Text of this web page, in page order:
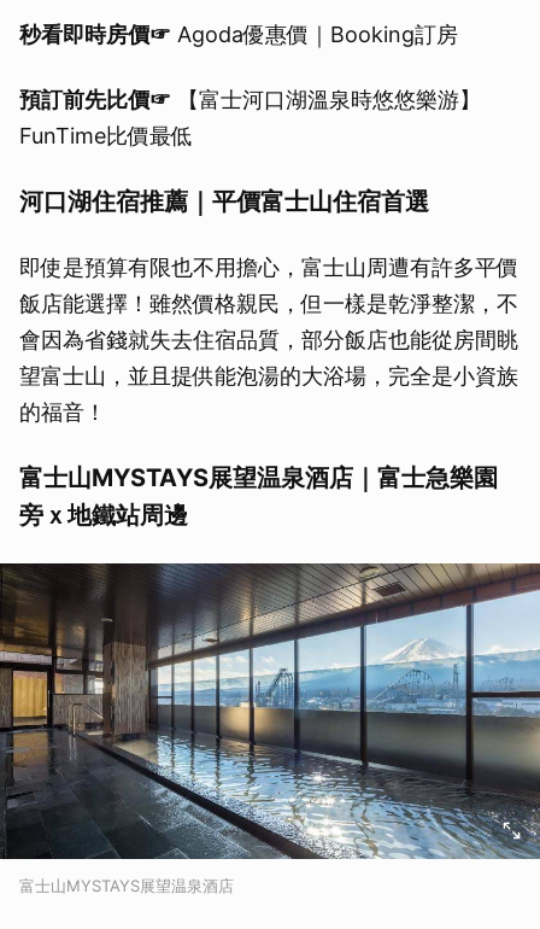
秒看即時房價☞ Agoda優惠價｜Booking訂房
預訂前先比價☞ 【富士河口湖溫泉時悠悠樂游】
FunTime比價最低
河口湖住宿推薦｜平價富士山住宿首選
即使是預算有限也不用擔心，富士山周遭有許多平價
飯店能選擇！雖然價格親民，但一樣是乾淨整潔，不
會因為省錢就失去住宿品質，部分飯店也能從房間眺
望富士山，並且提供能泡湯的大浴場，完全是小資族
的福音！
富士山MYSTAYS展望温泉酒店｜富士急樂園
旁ｘ地鐵站周邊
富士山MYSTAYS展望温泉酒店